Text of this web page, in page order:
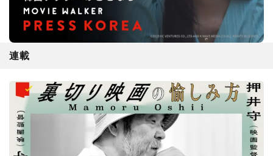
連載